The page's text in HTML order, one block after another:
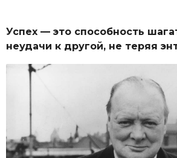
Успех — это способность
неудачи к другой, не теряя